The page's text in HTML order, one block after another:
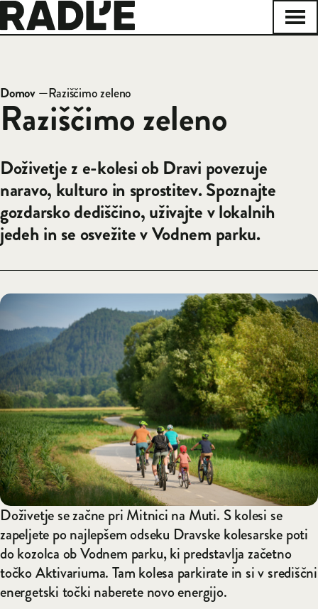
Na začetno stran
Drobtinice
Domov—Raziščimo zeleno
Raziščimo zeleno
Doživetje z e-kolesi ob Dravi povezuje
naravo, kulturo in sprostitev. Spoznajte
gozdarsko dediščino, uživajte v lokalnih
jedeh in se osvežite v Vodnem parku.
Doživetje se začne pri Mitnici na Muti. S kolesi se
zapeljete po najlepšem odseku Dravske kolesarske poti
do kozolca ob Vodnem parku, ki predstavlja začetno
točko Aktivariuma. Tam kolesa parkirate in si v središčni
energetski točki naberete novo energijo.